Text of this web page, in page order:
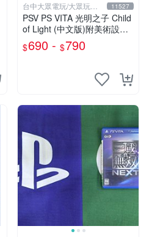
台中大眾電玩/大眾玩具
店
11527
PSV PS VITA 光明之子 Child
of Light (中文版)附美術設定
集(二手商品)【台中大眾電
玩】
$690 - $790